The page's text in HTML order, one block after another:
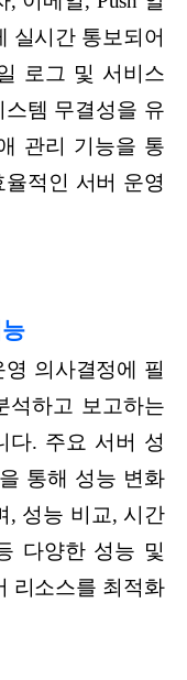
실시간 통보되어
로그 및 서비스
템 무결성을 유
관리 기능을 통
율적인 서버 운영
영 의사결정에 필
석하고 보고하는
다. 주요 서버 성
통해 성능 변화
, 성능 비교, 시간
다양한 성능 및
리소스를 최적화